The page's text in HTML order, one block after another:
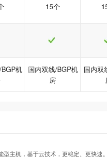
15个
机
国内双线/BGP机
房
国内双
主机，基于云技术，更稳定、更快速。